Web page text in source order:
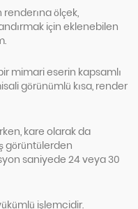
ölçek,
için eklenebilen
mimari eserin kapsamlı
görünümlü kısa, render
kare olarak da
görüntülerden
saniyede 24 veya 30
işlemcidir.